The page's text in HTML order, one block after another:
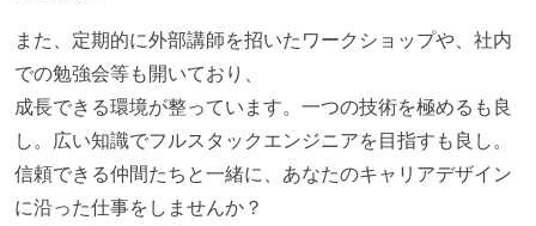
また、定期的に外部講師を招いたワークショップや、社内
での勉強会等も開いており、
成長できる環境が整っています。一つの技術を極めるも良
し。広い知識でフルスタックエンジニアを目指すも良し。
信頼できる仲間たちと一緒に、あなたのキャリアデザイン
に沿った仕事をしませんか？